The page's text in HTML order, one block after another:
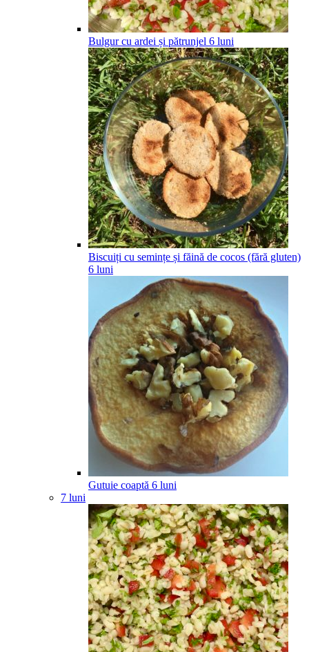
Bulgur cu ardei și pătrunjel 6 luni
Biscuiți cu semințe și făină de cocos (fără gluten)
6 luni
Gutuie coaptă 6 luni
7 luni